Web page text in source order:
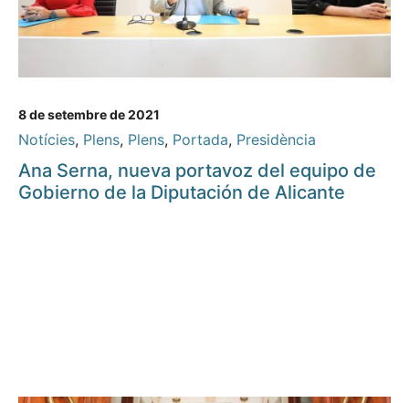
8 de setembre de 2021
Notícies, Plens, Plens, Portada, Presidència
Ana Serna, nueva portavoz del equipo de
Gobierno de la Diputación de Alicante